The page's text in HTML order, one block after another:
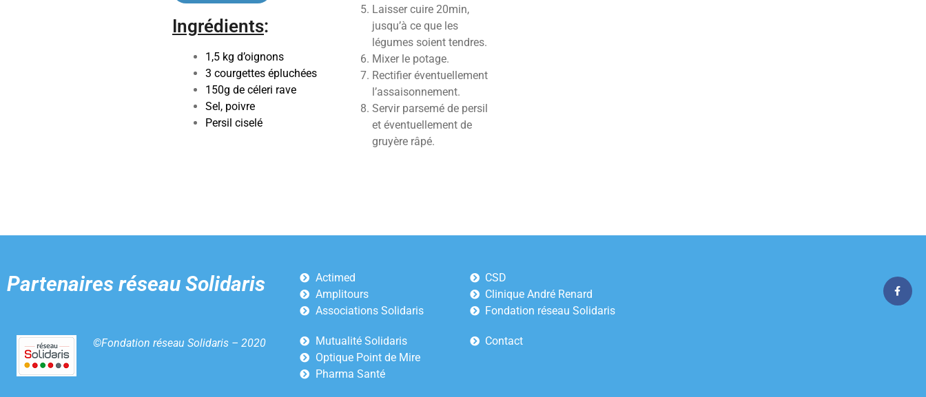
Ingrédients:
1,5 kg d’oignons
3 courgettes épluchées
150g de céleri rave
Sel, poivre
Persil ciselé
Laisser cuire 20min,
jusqu’à ce que les
légumes soient tendres.
Mixer le potage.
Rectifier éventuellement
l’assaisonnement.
Servir parsemé de persil
et éventuellement de
gruyère râpé.
Partenaires réseau Solidaris
©Fondation réseau Solidaris – 2020
Actimed
Amplitours
Associations Solidaris
Mutualité Solidaris
Optique Point de Mire
Pharma Santé
CSD
Clinique André Renard
Fondation réseau Solidaris
Contact